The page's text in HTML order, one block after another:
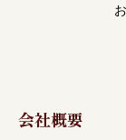
会社概要